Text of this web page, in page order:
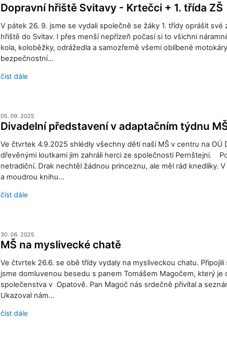
Dopravní hřiště Svitavy - Krtečci + 1. třída ZŠ
V pátek 26. 9. jsme se vydali společně se žáky 1. třídy oprášit
hřiště do Svitav. I přes menší nepřízeň počasí si to všichni
kola, koloběžky, odrážedla a samozřemě všemi oblíbené
bezpečnostní…
číst dále
05. 09. 2025
Divadelní představení v adaptačním týdnu
Ve čtvrtek 4.9.2025 shlédly všechny děti naší MŠ v centru na OÚ
dřevěnými loutkami jim zahráli herci ze společnosti Pernštejni.
netradiční. Drak nechtěl žádnou princeznu, ale měl rád knedlíky.
a moudrou knihu…
číst dále
30. 06. 2025
MŠ na myslivecké chatě
Ve čtvrtek 26.6. se obě třídy vydaly na mysliveckou chatu. Připojili
jsme domluvenou besedu s panem Tomášem Magočem, který
společenstva v Opatově. Pan Magoč nás srdečně přivítal a
Ukazoval nám…
číst dále